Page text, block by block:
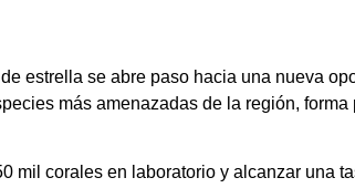
estrella se abre paso hacia una nueva
más amenazadas de la región,
mil corales en laboratorio y alcanzar una